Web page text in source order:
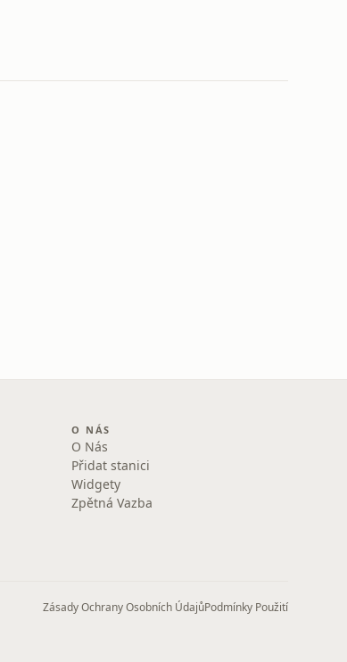
O NÁS
O Nás
Přidat stanici
Widgety
Zpětná Vazba
Zásady Ochrany Osobních ÚdajůPodmínky Použití